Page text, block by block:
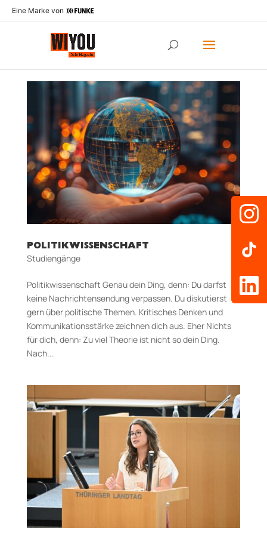
Eine Marke von
POLITIKWISSENSCHAFT
Studiengänge
Politikwissenschaft Genau dein Ding, denn: Du darfst
keine Nachrichtensendung verpassen. Du diskutierst
gern über politische Themen. Kritisches Denken und
Kommunikationsstärke zeichnen dich aus. Eher Nichts
für dich, denn: Zu viel Theorie ist nicht so dein Ding.
Nach...